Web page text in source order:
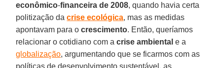
econômico-financeira de 2008, quando havia certa
politização dacrise ecológica, mas as medidas
apontavam para ocrescimento. Então, queríamos
relacionar o cotidiano com acrise ambiental e a
globalização, argumentando que se ficarmos com as
políticas de desenvolvimento sustentável, as